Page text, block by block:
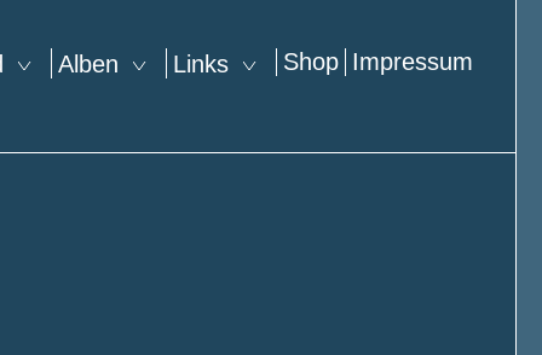
Impressum
Shop
Links
Alben